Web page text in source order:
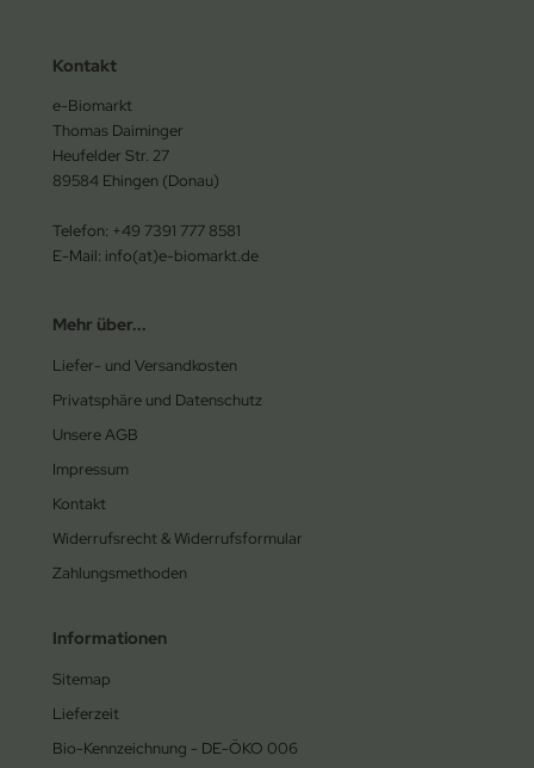
Kontakt
e-Biomarkt
Thomas Daiminger
Heufelder Str. 27
89584 Ehingen (Donau)
Telefon: +49 7391 777 8581
E-Mail: info(at)e-biomarkt.de
Mehr über...
Liefer- und Versandkosten
Privatsphäre und Datenschutz
Unsere AGB
Impressum
Kontakt
Widerrufsrecht & Widerrufsformular
Zahlungsmethoden
Informationen
Sitemap
Lieferzeit
Bio-Kennzeichnung - DE-ÖKO 006